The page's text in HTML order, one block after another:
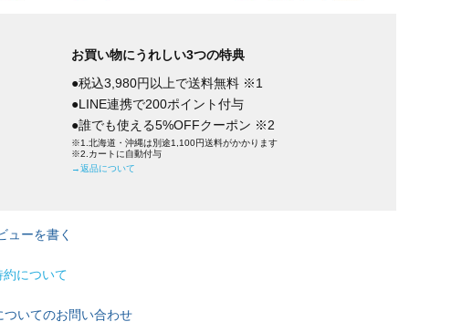
お買い物にうれしい3つの特典
●税込3,980円以上で送料無料 ※1
●LINE連携で200ポイント付与
●誰でも使える5%OFFクーポン ※2
※1.北海道・沖縄は別途1,100円送料がかかります
※2.カートに自動付与
→返品について
ューを書く
約について
ついてのお問い合わせ